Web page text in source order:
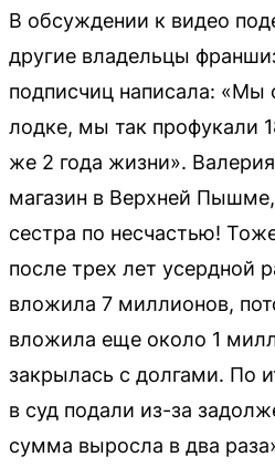
В обсуждении к видео
другие владельцы
подписчиц написала: «Мы
лодке, мы так профукали
же 2 года жизни».
магазин в Верхней
сестра по несчастью!
после трех лет усердной
вложила 7 миллионов,
вложила еще около 1
закрылась с долгами. По
в суд подали из-за
сумма выросла в два